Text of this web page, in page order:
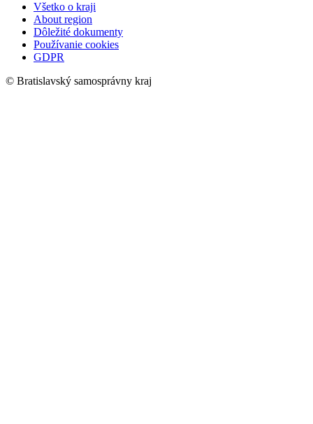
Všetko o kraji
About region
Dôležité dokumenty
Používanie cookies
GDPR
© Bratislavský samosprávny kraj